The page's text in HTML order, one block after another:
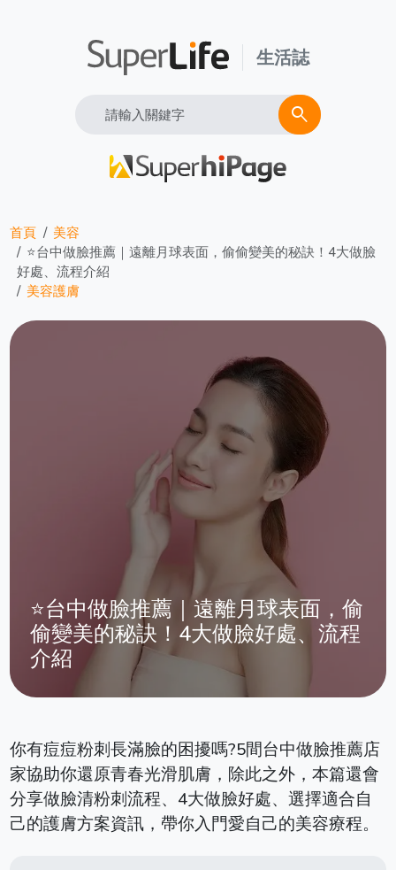
生活誌
Search search
首頁
美容
⭐台中做臉推薦｜遠離月球表面，偷偷變美的秘訣！4大做臉
好處、流程介紹
美容護膚
⭐台中做臉推薦｜遠離月球表面，偷
偷變美的秘訣！4大做臉好處、流程
介紹
你有痘痘粉刺長滿臉的困擾嗎?5間台中做臉推薦店
家協助你還原青春光滑肌膚，除此之外，本篇還會
分享做臉清粉刺流程、4大做臉好處、選擇適合自
己的護膚方案資訊，帶你入門愛自己的美容療程。